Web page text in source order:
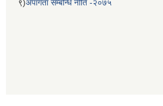
९)अपांगता सम्बन्धि नीति -२०७५